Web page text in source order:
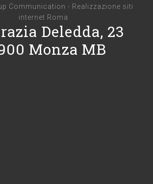
Communication - Realizzazione siti
internet Roma
Deledda, 23
Monza MB